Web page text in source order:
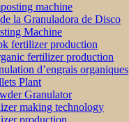
machine
la Granuladora de Disco
Machine
fertilizer production
fertilizer production
d’engrais organiques
Plant
Granulator
making technology